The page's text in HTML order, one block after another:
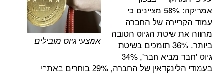
אמצעי גיוס מובילים
אמריקה: 58% מציינים כי
של החברה
הגיוס הטובה
ביותר. 36% תומכים בשיטת
גיוס 'חבר מביא חבר', 34%
בעמודי הלינקדאין של החברה, 29% בוחרים באתרי